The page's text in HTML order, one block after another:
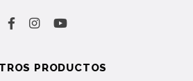
PRODUCTOS